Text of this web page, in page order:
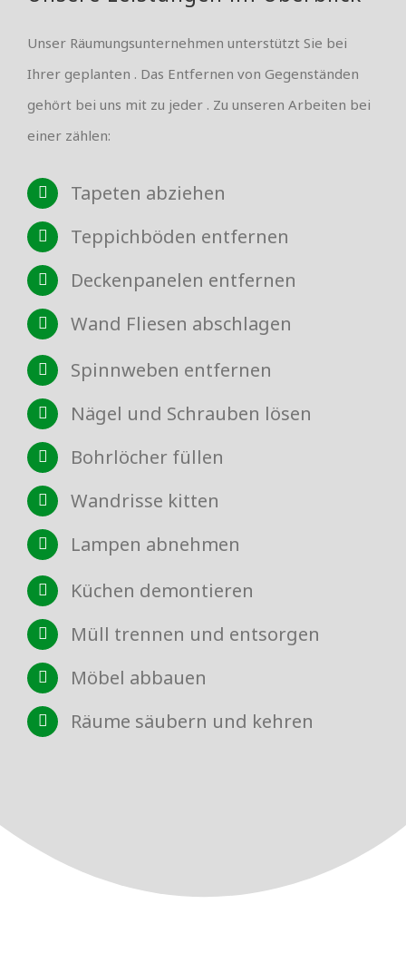
Unser Räumungsunternehmen unterstützt Sie bei
Ihrer geplanten . Das Entfernen von Gegenständen
gehört bei uns mit zu jeder . Zu unseren Arbeiten bei
einer zählen:
Tapeten abziehen
Teppichböden entfernen
Deckenpanelen entfernen
Wand Fliesen abschlagen
Spinnweben entfernen
Nägel und Schrauben lösen
Bohrlöcher füllen
Wandrisse kitten
Lampen abnehmen
Küchen demontieren
Müll trennen und entsorgen
Möbel abbauen
Räume säubern und kehren